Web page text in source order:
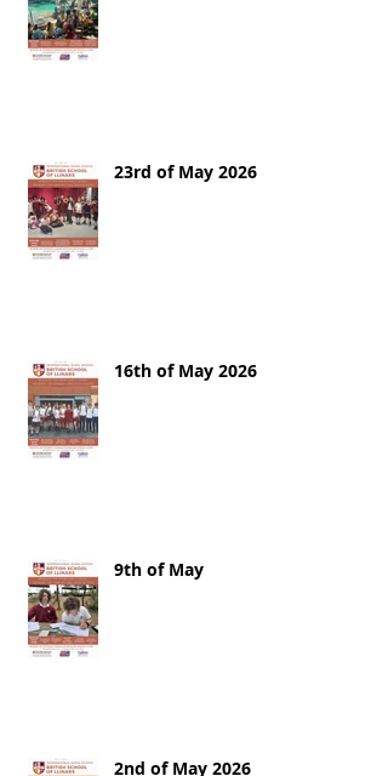
23rd of May 2026
16th of May 2026
9th of May
2nd of May 2026